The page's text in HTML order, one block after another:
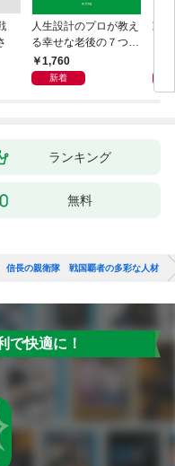
人生設計のプロが教え
る幸せな老後の７つの
条件1,760
新着
動
獣
ランキング
無料
信長の親衛隊 戦国覇者の多彩な人材
で快適に！